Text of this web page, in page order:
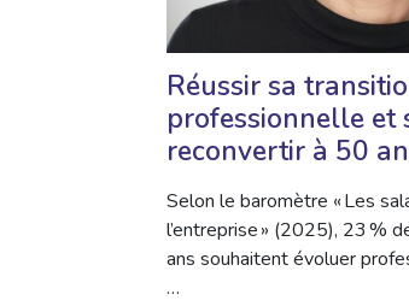
Réussir sa
professionnelle et
reconvertir à 50
Selon le baromètre « Les
l’entreprise » (2025), 23 %
ans souhaitent évoluer
…